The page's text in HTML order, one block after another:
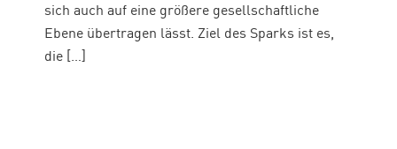
sich auch auf eine größere gesellschaftliche
Ebene übertragen lässt. Ziel des Sparks ist es,
die […]